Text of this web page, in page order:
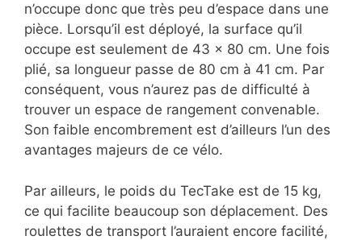
n’occupe donc que très peu d’espace dans une
pièce. Lorsqu’il est déployé, la surface qu’il
occupe est seulement de 43 x 80 cm. Une fois
plié, sa longueur passe de 80 cm à 41 cm. Par
conséquent, vous n’aurez pas de difficulté à
trouver un espace de rangement convenable.
Son faible encombrement est d’ailleurs l’un des
avantages majeurs de ce vélo.
Par ailleurs, le poids du TecTake est de 15 kg,
ce qui facilite beaucoup son déplacement. Des
roulettes de transport l’auraient encore facilité,